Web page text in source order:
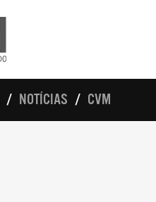
NOTÍCIAS CVM